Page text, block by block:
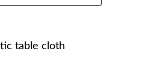
table cloth